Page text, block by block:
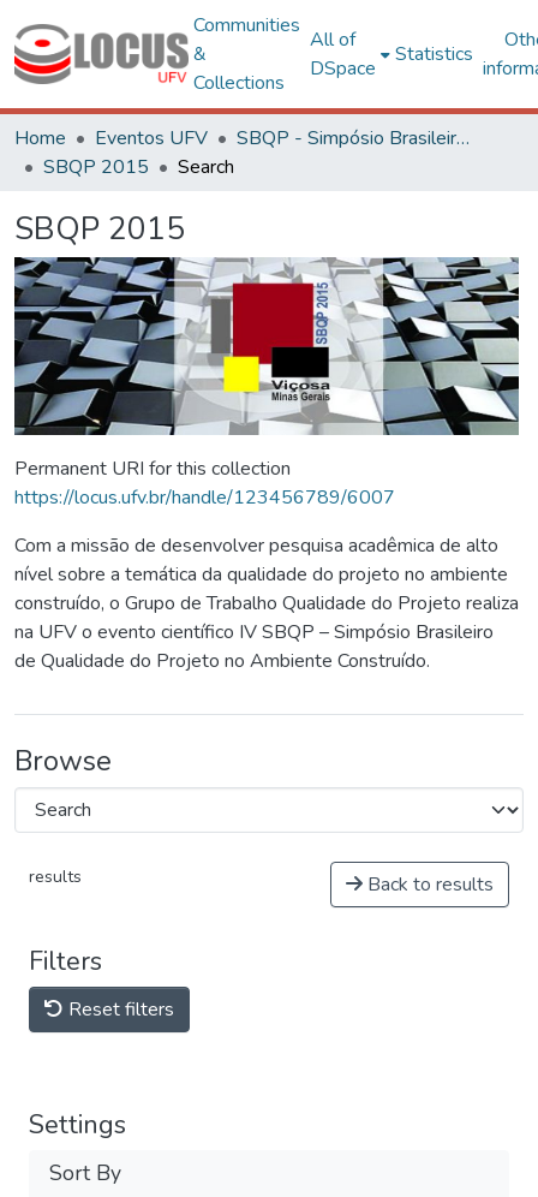
Communities
&
Collections
All of
DSpace
Statistics
Home Eventos UFV
SBQP - Simpósio Brasileiro de Qualidade do Projeto no Ambiente Construído
SBQP 2015
Search
SBQP 2015
Permanent URI for this collection
https://locus.ufv.br/handle/123456789/6007
Com a missão de desenvolver pesquisa acadêmica de alto
nível sobre a temática da qualidade do projeto no ambiente
construído, o Grupo de Trabalho Qualidade do Projeto realiza
na UFV o evento científico IV SBQP – Simpósio Brasileiro
de Qualidade do Projeto no Ambiente Construído.
Browse
results Back to results
Filters
Reset filters
Settings
Sort By